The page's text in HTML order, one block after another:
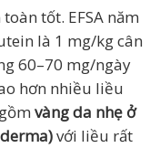
tốt. EFSA năm
là 1 mg/kg cân
60–70 mg/ngày
hơn nhiều liều
vàng da nhẹ ở
với liều rất